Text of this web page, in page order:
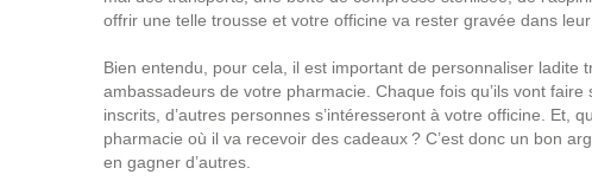
offrir une telle trousse et votre officine va rester gravée dans leur
Bien entendu, pour cela, il est important de personnaliser
ambassadeurs de votre pharmacie. Chaque fois qu’ils vont
inscrits, d’autres personnes s’intéresseront à votre officine. Et,
pharmacie où il va recevoir des cadeaux ? C’est donc un bon
en gagner d’autres.